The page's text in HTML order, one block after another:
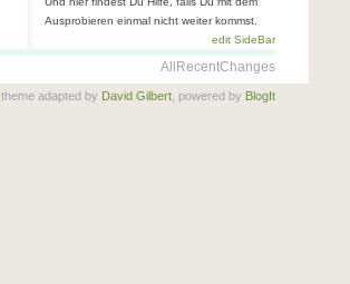
Ausprobieren einmal nicht weiter kommst.
edit SideBar
AllRecentChanges
theme adapted by David Gilbert, powered by BlogIt